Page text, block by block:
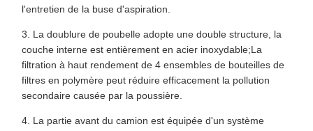
l'entretien de la buse d'aspiration.
3. La doublure de poubelle adopte une double structure, la
couche interne est entièrement en acier inoxydable;La
filtration à haut rendement de 4 ensembles de bouteilles de
filtres en polymère peut réduire efficacement la pollution
secondaire causée par la poussière.
4. La partie avant du camion est équipée d'un système